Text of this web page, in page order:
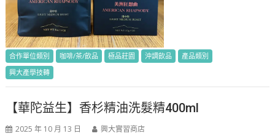
合作單位類別 咖啡/茶/飲品 極品莊園 沖調飲品
產品類別
興大產學技轉
【華陀益生】香杉精油洗髮精400ml
2025 年 10 月 13 日 興大實習商店